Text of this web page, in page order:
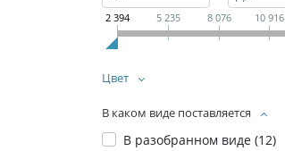
2 394 5 235 8 076 10 916
Цвет
В каком виде поставляется
В разобранном виде (12)